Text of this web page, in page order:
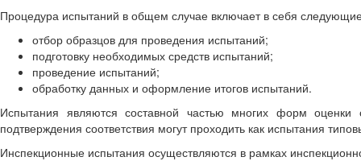
Процедура испытаний в общем случае включает в себя
отбор образцов для проведения испытаний;
подготовку необходимых средств испытаний;
проведение испытаний;
обработку данных и оформление итогов испытаний.
Испытания являются составной частью многих форм оценки
подтверждения соответствия могут проходить как испытания
Инспекционные испытания осуществляются в рамках